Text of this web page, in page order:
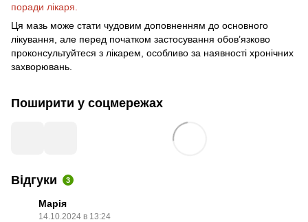
поради лікаря.
Ця мазь може стати чудовим доповненням до основного
лікування, але перед початком застосування обов’язково
проконсультуйтеся з лікарем, особливо за наявності хронічних
захворювань.
Поширити у соцмережах
Відгуки 3
Марія
14.10.2024 в 13:24